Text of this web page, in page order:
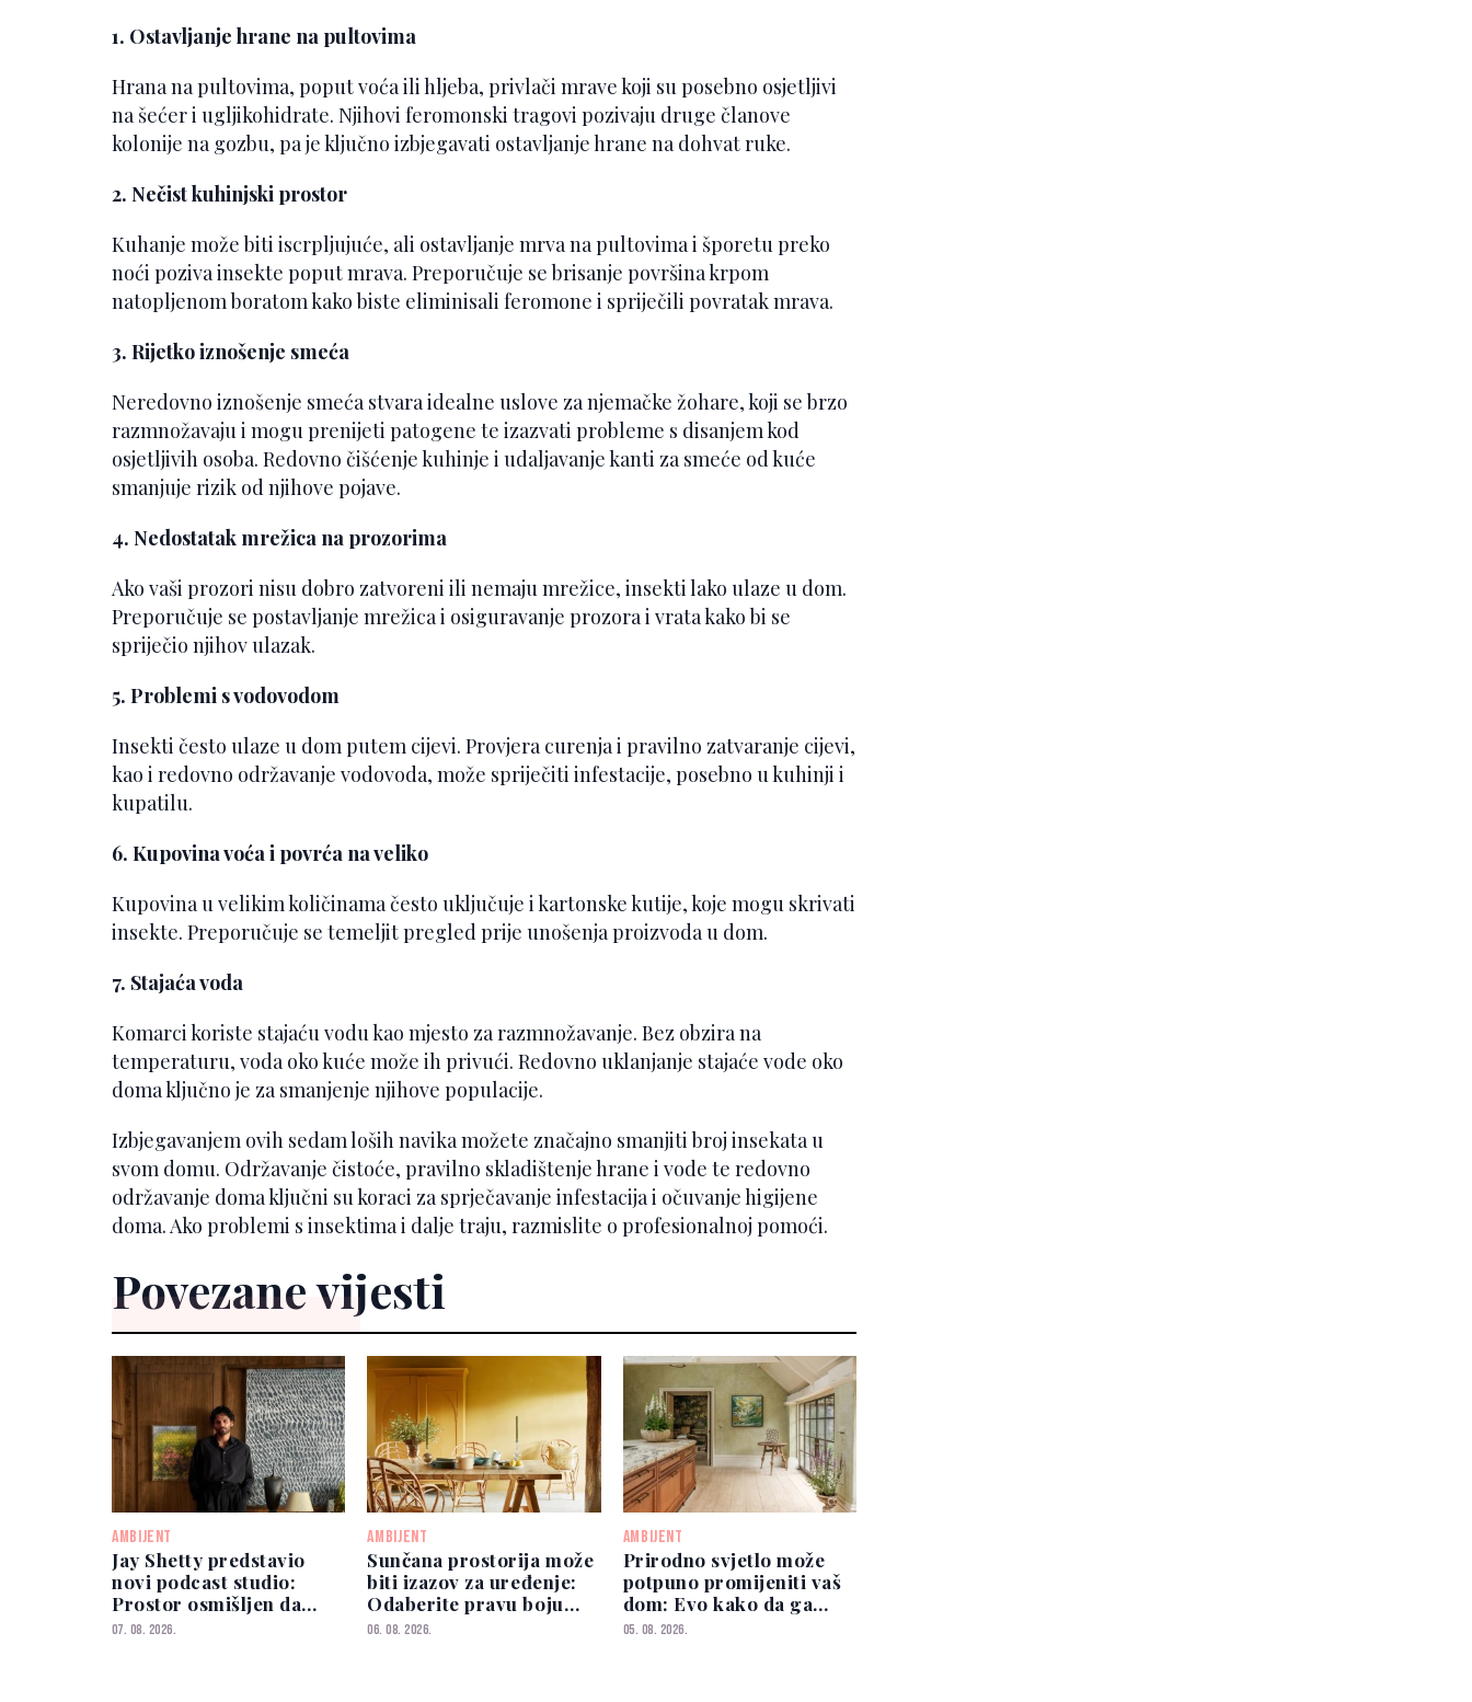
1. Ostavljanje hrane na pultovima
Hrana na pultovima, poput voća ili hljeba, privlači mrave koji su posebno osjetljivi
na šećer i ugljikohidrate. Njihovi feromonski tragovi pozivaju druge članove
kolonije na gozbu, pa je ključno izbjegavati ostavljanje hrane na dohvat ruke.
2. Nečist kuhinjski prostor
Kuhanje može biti iscrpljujuće, ali ostavljanje mrva na pultovima i šporetu preko
noći poziva insekte poput mrava. Preporučuje se brisanje površina krpom
natopljenom boratom kako biste eliminisali feromone i spriječili povratak mrava.
3. Rijetko iznošenje smeća
Neredovno iznošenje smeća stvara idealne uslove za njemačke žohare, koji se brzo
razmnožavaju i mogu prenijeti patogene te izazvati probleme s disanjem kod
osjetljivih osoba. Redovno čišćenje kuhinje i udaljavanje kanti za smeće od kuće
smanjuje rizik od njihove pojave.
4. Nedostatak mrežica na prozorima
Ako vaši prozori nisu dobro zatvoreni ili nemaju mrežice, insekti lako ulaze u dom.
Preporučuje se postavljanje mrežica i osiguravanje prozora i vrata kako bi se
spriječio njihov ulazak.
5. Problemi s vodovodom
Insekti često ulaze u dom putem cijevi. Provjera curenja i pravilno zatvaranje cijevi,
kao i redovno održavanje vodovoda, može spriječiti infestacije, posebno u kuhinji i
kupatilu.
6. Kupovina voća i povrća na veliko
Kupovina u velikim količinama često uključuje i kartonske kutije, koje mogu skrivati
insekte. Preporučuje se temeljit pregled prije unošenja proizvoda u dom.
7. Stajaća voda
Komarci koriste stajaću vodu kao mjesto za razmnožavanje. Bez obzira na
temperaturu, voda oko kuće može ih privući. Redovno uklanjanje stajaće vode oko
doma ključno je za smanjenje njihove populacije.
Izbjegavanjem ovih sedam loših navika možete značajno smanjiti broj insekata u
svom domu. Održavanje čistoće, pravilno skladištenje hrane i vode te redovno
održavanje doma ključni su koraci za sprječavanje infestacija i očuvanje higijene
doma. Ako problemi s insektima i dalje traju, razmislite o profesionalnoj pomoći.
Povezane vijesti
AMBIJENT
Jay Shetty predstavio
novi podcast studio:
Prostor osmišljen da
gosti zaborave na
07. 08. 2026.
AMBIJENT
Sunčana prostorija može
biti izazov za uređenje:
Odaberite pravu boju
zidova
06. 08. 2026.
AMBIJENT
Prirodno svjetlo može
potpuno promijeniti vaš
dom: Evo kako da ga
iskoristite
05. 08. 2026.